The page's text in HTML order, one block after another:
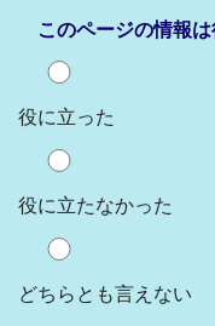
このページの情報
役に立った
役に立たなかった
どちらとも言えない